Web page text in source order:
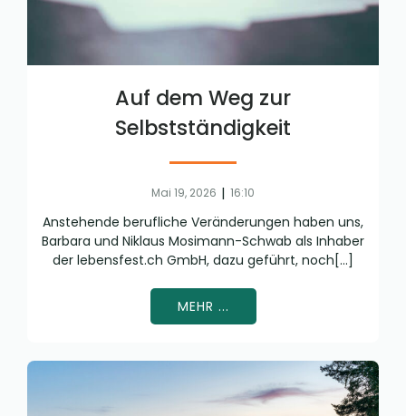
Auf dem Weg zur
Selbstständigkeit
Mai 19, 2026 | 16:10
Anstehende berufliche Veränderungen haben uns,
Barbara und Niklaus Mosimann-Schwab als Inhaber
der lebensfest.ch GmbH, dazu geführt, noch[…]
MEHR ...